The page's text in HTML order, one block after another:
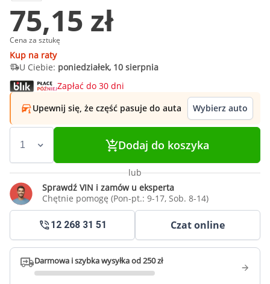
75,15 zł
Cena za sztukę
Kup na raty
U Ciebie: poniedziałek, 10 sierpnia
Zapłać do 30 dni
Upewnij się, że część pasuje do auta
Wybierz auto
Dodaj do koszyka
lub
Sprawdź VIN i zamów u eksperta
Chętnie pomogę (Pon-pt.: 9-17, Sob. 8-14)
12 268 31 51 Czat online
Darmowa i szybka wysyłka od 250 zł